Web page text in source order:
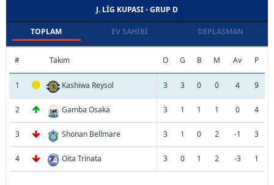
J. LIG KUPASI - GRUP D
TOPLAM EV SAHIBI DEPLASMAN
# Takım O G B M Av P
1 Kashiwa Reysol 3 3 0 0 4 9
2 Gamba Osaka 3 1 1 1 0 4
3 Shonan Bellmare 3 1 0 2 -1 3
4 Oita Trinata 3 0 1 2 -3 1